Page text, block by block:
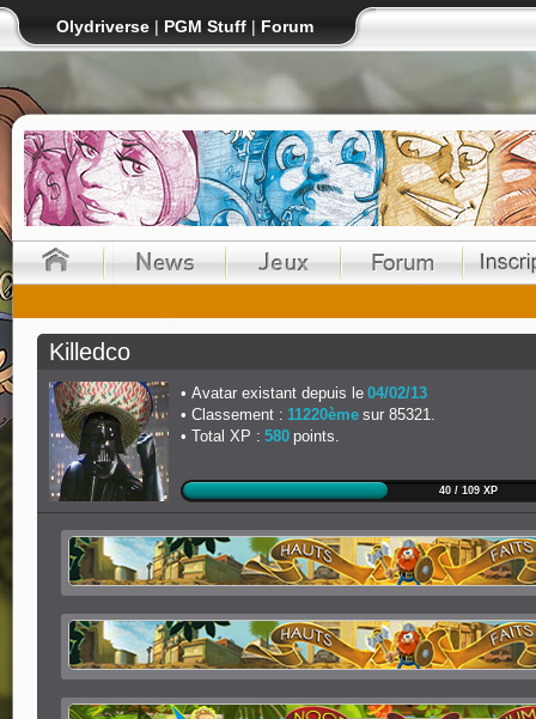
Olydriverse | PGM Stuff | Forum
Killedco
Avatar existant depuis le 04/02/13
Classement : 11220ème sur 85321.
Total XP : 580 points.
40 / 109 XP